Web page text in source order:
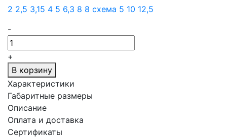
2 2,5 3,15 4 5 6,3 8 8 схема 5 10 12,5
-
+
В корзину
Характеристики
Габаритные размеры
Описание
Оплата и доставка
Сертификаты